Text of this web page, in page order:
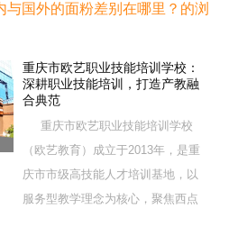
与国外的面粉差别在哪里？的浏
重庆市欧艺职业技能培训学校：
深耕职业技能培训，打造产教融
合典范
重庆市欧艺职业技能培训学校
（欧艺教育）成立于2013年，是重
庆市市级高技能人才培训基地，以
服务型教学理念为核心，聚焦西点